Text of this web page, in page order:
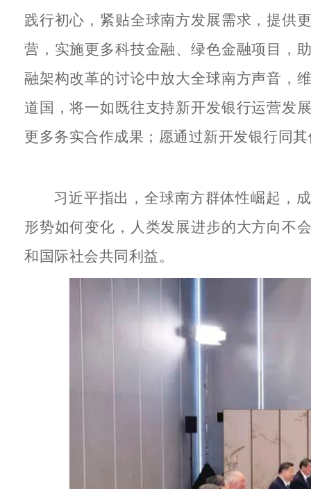
践行初心，紧贴全球南方发展需求，提供
营，实施更多科技金融、绿色金融项目，
融架构改革的讨论中放大全球南方声音，
道国，将一如既往支持新开发银行运营发
更多务实合作成果；愿通过新开发银行同
习近平指出，全球南方群体性崛起，
形势如何变化，人类发展进步的大方向不
和国际社会共同利益。